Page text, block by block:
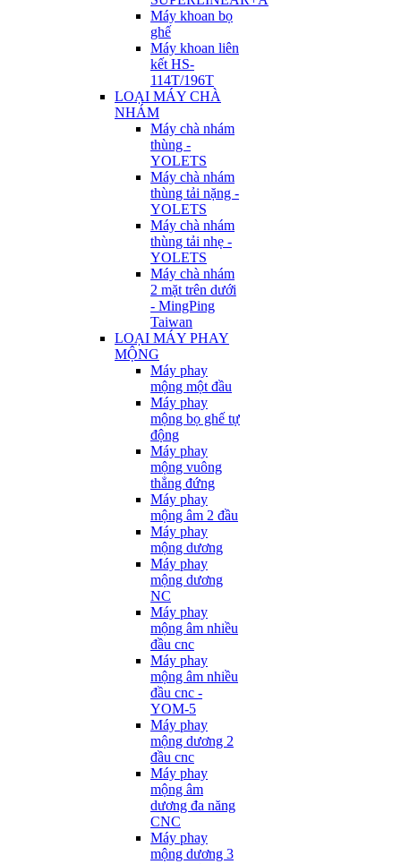
Máy khoan bọ
ghế
Máy khoan liên
kết HS-
114T/196T
LOẠI MÁY CHÀ
NHÁM
Máy chà nhám
thùng -
YOLETS
Máy chà nhám
thùng tải nặng -
YOLETS
Máy chà nhám
thùng tải nhẹ -
YOLETS
Máy chà nhám
2 mặt trên dưới
- MingPing
Taiwan
LOẠI MÁY PHAY
MỘNG
Máy phay
mộng một đầu
Máy phay
mộng bọ ghế tự
động
Máy phay
mộng vuông
thẳng đứng
Máy phay
mộng âm 2 đầu
Máy phay
mộng dương
Máy phay
mộng dương
NC
Máy phay
mộng âm nhiều
đầu cnc
Máy phay
mộng âm nhiều
đầu cnc -
YOM-5
Máy phay
mộng dương 2
đầu cnc
Máy phay
mộng âm
dương đa năng
CNC
Máy phay
mộng dương 3